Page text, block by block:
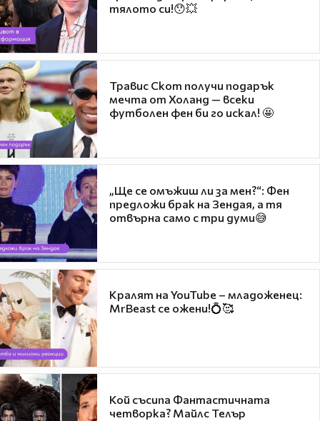
тялото си!😯💥
Травис Скот получи подарък
мечта от Холанд — всеки
футболен фен би го искал! 🤩
„Ще се омъжиш ли за мен?“: Фен
предложи брак на Зендая, а тя
отвърна само с три думи😅
Кралят на YouTube – младоженец:
MrBeast се ожени!💍🥰
Кой съсипа Фантастичната
четворка? Майлс Телър